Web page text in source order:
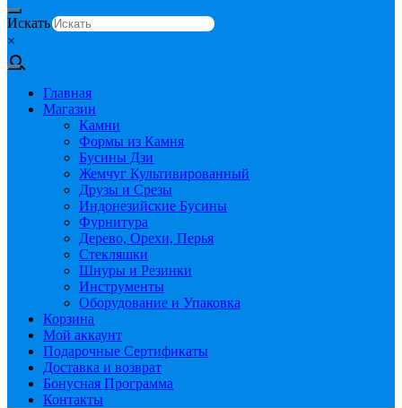
Искать
×
Главная
Магазин
Камни
Формы из Камня
Бусины Дзи
Жемчуг Культивированный
Друзы и Срезы
Индонезийские Бусины
Фурнитура
Дерево, Орехи, Перья
Стекляшки
Шнуры и Резинки
Инструменты
Оборудование и Упаковка
Корзина
Мой аккаунт
Подарочные Сертификаты
Доставка и возврат
Бонусная Программа
Контакты